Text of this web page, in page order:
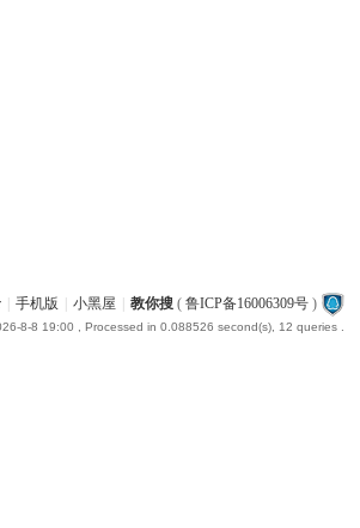
手机版 小黑屋 教你搜( 鲁ICP备16006309号)
8-8 19:00 , Processed in 0.088526 second(s), 12 queries .